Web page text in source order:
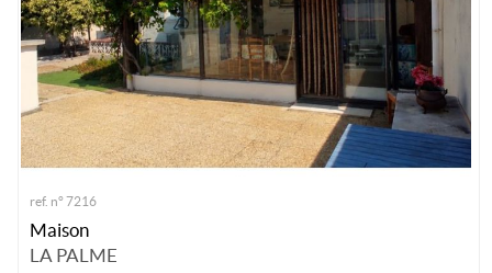
ref. n° 7216
Maison
LA PALME